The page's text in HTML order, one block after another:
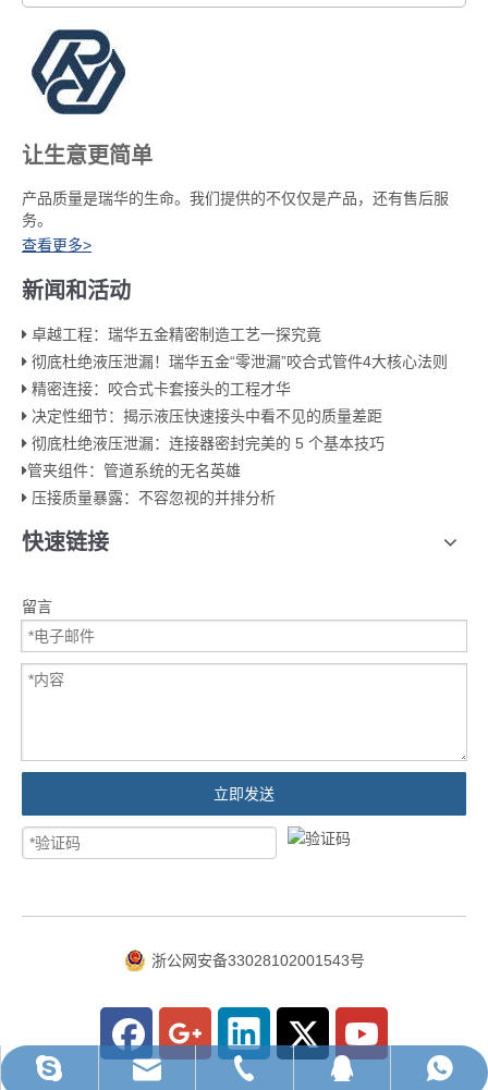
让生意更简单
​产品质量是瑞华的生命。我们提供的不仅仅是产品，还有售后服
务。
查看更多>
新闻和活动
卓越工程：瑞华五金精密制造工艺一探究竟
彻底杜绝液压泄漏！瑞华五金“零泄漏”咬合式管件4大核心法则
精密连接：咬合式卡套接头的工程才华
决定性细节：揭示液压快速接头中看不见的质量差距
彻底杜绝液压泄漏：连接器密封完美的 5 个基本技巧
​管夹组件：管道系统的无名英雄​
压接质量暴露：不容忽视的并排分析
快速链接
留言
立即发送
浙公网安备33028102001543号
Skype
ruihua@rhhardware.com
电话
QQ
WhatsApp